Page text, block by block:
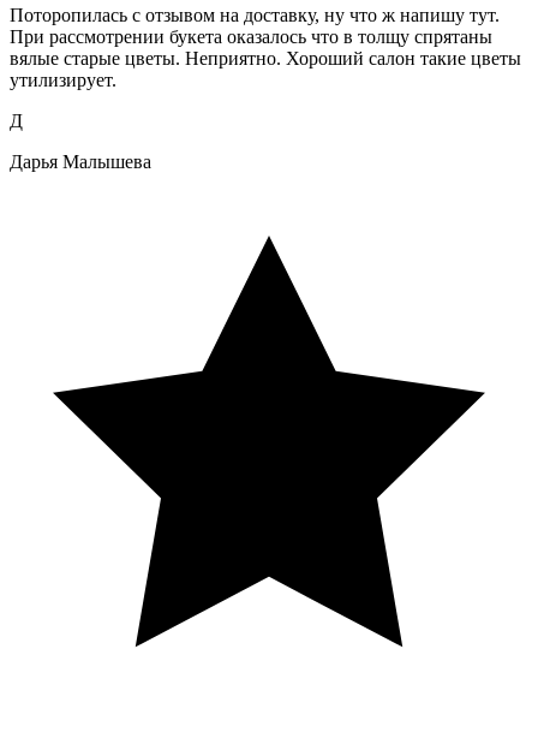
Поторопилась с отзывом на доставку, ну что ж напишу тут.
При рассмотрении букета оказалось что в толщу спрятаны
вялые старые цветы. Неприятно. Хороший салон такие цветы
утилизирует.
Д
Дарья Малышева